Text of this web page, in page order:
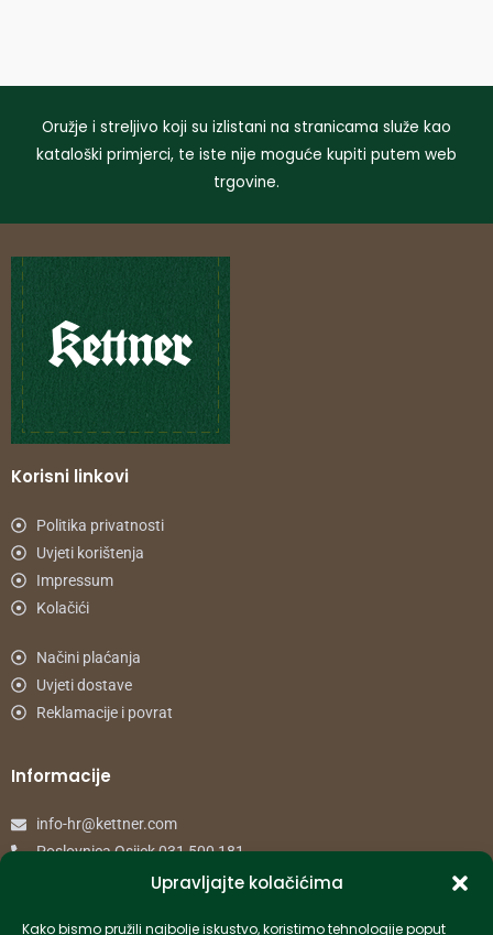
Upravljajte kolačićima
Kako bismo pružili najbolje iskustvo, koristimo tehnologije poput
Oružje i streljivo koji su izlistani na stranicama služe kao
kataloški primjerci, te iste nije moguće kupiti putem web
trgovine.
Korisni linkovi
Politika privatnosti
Uvjeti korištenja
Impressum
Kolačići
Načini plaćanja
Uvjeti dostave
Reklamacije i povrat
Informacije
info-hr@kettner.com
Poslovnica Osijek 031 500 181
Poslovnica Zagreb 01 7798 900